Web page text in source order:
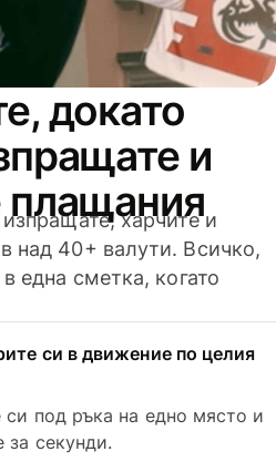
докато
и
плащания
харчите и
над 40+ валути. Всичко,
една сметка, когато
си в движение по целия
под ръка на едно място и
за секунди.